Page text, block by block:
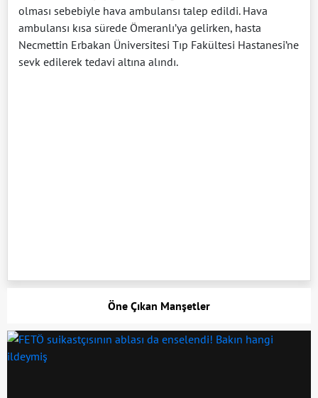
olması sebebiyle hava ambulansı talep edildi. Hava
ambulansı kısa sürede Ömeranlı’ya gelirken, hasta
Necmettin Erbakan Üniversitesi Tıp Fakültesi Hastanesi’ne
sevk edilerek tedavi altına alındı.
Öne Çıkan Manşetler